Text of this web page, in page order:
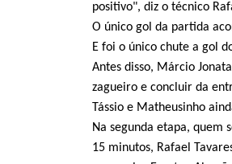
positivo", diz o técnico
O único gol da partida
E foi o único chute a gol
Antes disso, Márcio
zagueiro e concluir da
Tássio e Matheusinho
Na segunda etapa, quem
15 minutos, Rafael